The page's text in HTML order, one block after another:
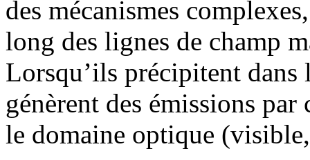
des mécanismes
long des lignes de champ
Lorsqu’ils précipitent dans
génèrent des émissions
le domaine optique